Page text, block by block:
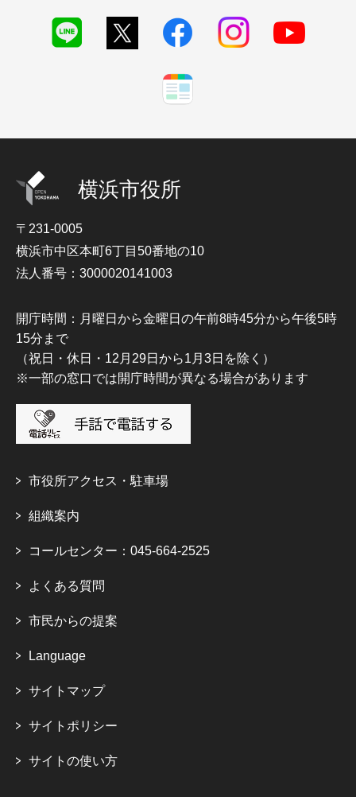
横浜市役所
〒231-0005
横浜市中区本町6丁目50番地の10
法人番号：3000020141003
開庁時間：月曜日から金曜日の午前8時45分から午後5時
15分まで
（祝日・休日・12月29日から1月3日を除く）
※一部の窓口では開庁時間が異なる場合があります
市役所アクセス・駐車場
組織案内
コールセンター：045-664-2525
よくある質問
市民からの提案
Language
サイトマップ
サイトポリシー
サイトの使い方